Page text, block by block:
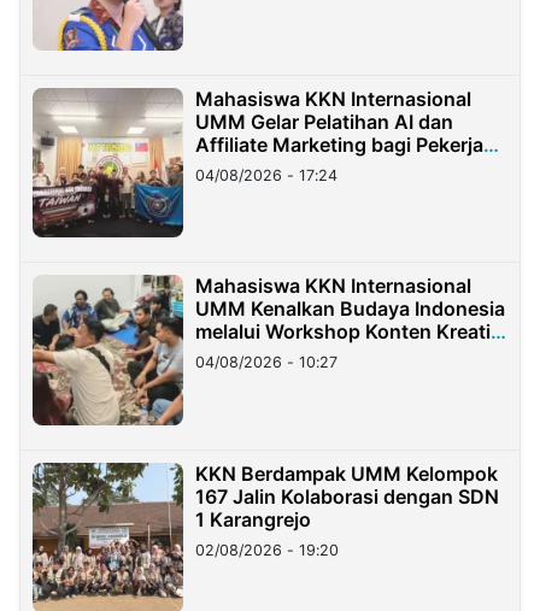
Mahasiswa KKN Internasional
UMM Gelar Pelatihan AI dan
Affiliate Marketing bagi Pekerja
Migran Indonesia di Taiwan
04/08/2026 - 17:24
Mahasiswa KKN Internasional
UMM Kenalkan Budaya Indonesia
melalui Workshop Konten Kreatif
di Taiwan
04/08/2026 - 10:27
KKN Berdampak UMM Kelompok
167 Jalin Kolaborasi dengan SDN
1 Karangrejo
02/08/2026 - 19:20